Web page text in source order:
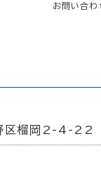
お問い合わ
区榴岡2-4-22